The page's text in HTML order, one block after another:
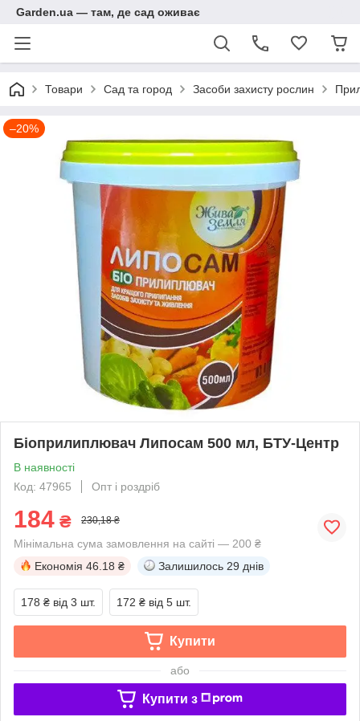
Garden.ua — там, де сад оживає
Товари Сад та город Засоби захисту рослин
–20%
Біоприлиплювач Липосам 500 мл, БТУ-Центр
В наявності
Код: 47965
Опт і роздріб
184 ₴ 230,18 ₴
Мінімальна сума замовлення на сайті — 200 ₴
Економія 46.18 ₴ Залишилось 29 днів
178 ₴ від 3 шт. 172 ₴ від 5 шт.
Купити
або
Купити з